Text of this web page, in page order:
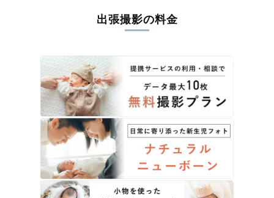
出張撮影の料金